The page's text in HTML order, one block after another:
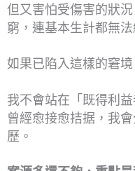
但又害怕受傷害的狀
窮，連基本生計都無
如果已陷入這樣的窘
我不會站在「既得利
曾經愈接愈拮据，我
歷。